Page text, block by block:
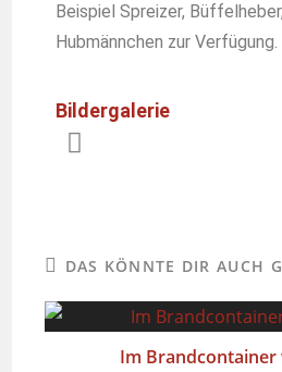
Beispiel Spreizer,
Hubmännchen zur Verfügung.
Bildergalerie
DAS KÖNNTE DIR AUCH
Im